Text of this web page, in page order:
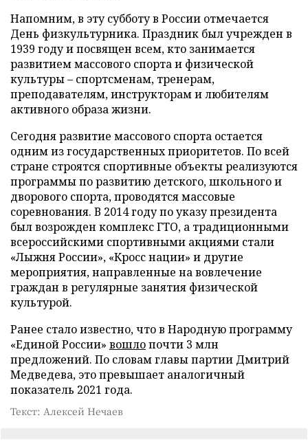
Напомним, в эту субботу в России отмечается
День физкультурника. Праздник был учрежден в
1939 году и посвящен всем, кто занимается
развитием массового спорта и физической
культуры – спортсменам, тренерам,
преподавателям, инструкторам и любителям
активного образа жизни.
Сегодня развитие массового спорта остается
одним из государственных приоритетов. По всей
стране строятся спортивные объекты реализуются
программы по развитию детского, школьного и
дворового спорта, проводятся массовые
соревнования. В 2014 году по указу президента
был возрожден комплекс ГТО, а традиционными
всероссийскими спортивными акциями стали
«Лыжня России», «Кросс нации» и другие
мероприятия, направленные на вовлечение
граждан в регулярные занятия физической
культурой.
Ранее стало известно, что в Народную программу
«Единой России» вошлопочти 3 млн
предложений. По словам главы партии Дмитрий
Медведева, это превышает аналогичный
показатель 2021 года.
Текст: Алексей Нечаев